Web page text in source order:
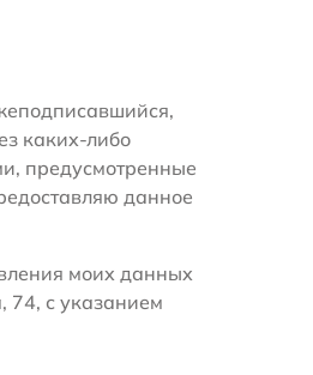
каких-либо
предусмотренные
данное
моих данных
74, с указанием